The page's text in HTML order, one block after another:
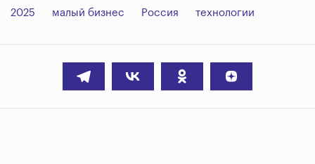
2025 малый бизнес Россия технологии